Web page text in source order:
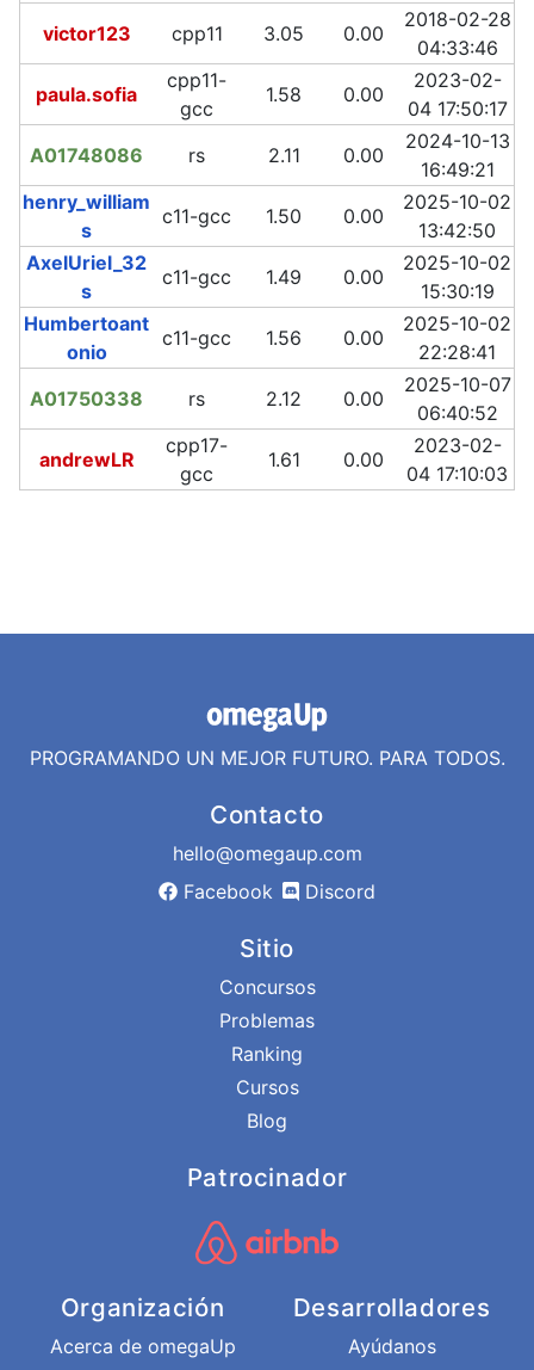
victor123
cpp11 3.05 0.00
2018-02-28
04:33:46
paula.sofia
cpp11-
gcc
1.58 0.00
2023-02-
04 17:50:17
A01748086
rs 2.11 0.00
2024-10-13
16:49:21
henry_william
s
c11-gcc 1.50 0.00
2025-10-02
13:42:50
AxelUriel_32
s
c11-gcc 1.49 0.00
2025-10-02
15:30:19
Humbertoant
onio
c11-gcc 1.56 0.00
2025-10-02
22:28:41
A01750338
rs 2.12 0.00
2025-10-07
06:40:52
andrewLR
cpp17-
gcc
1.61 0.00
2023-02-
04 17:10:03
PROGRAMANDO UN MEJOR FUTURO. PARA TODOS.
Contacto
hello@omegaup.com
Facebook
Discord
Sitio
Concursos
Problemas
Ranking
Cursos
Blog
Patrocinador
Organización
Acerca de omegaUp
Desarrolladores
Ayúdanos